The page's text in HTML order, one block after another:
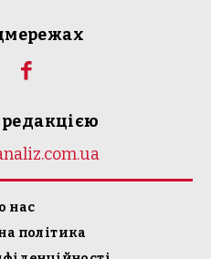
редакцією
нас
політика